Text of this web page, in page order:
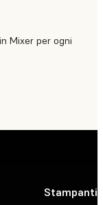
Mixer per ogni
Stampanti